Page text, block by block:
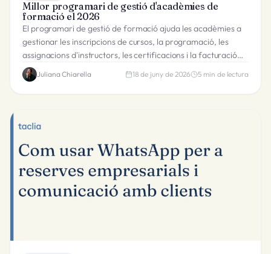
Millor programari de gestió d'acadèmies de
formació el 2026
El programari de gestió de formació ajuda les acadèmies a
gestionar les inscripcions de cursos, la programació, les
assignacions d'instructors, les certificacions i la facturació
des d'un sol sistema.
Juliana Chiarella 18 de juny de 2026 5 min de lectura